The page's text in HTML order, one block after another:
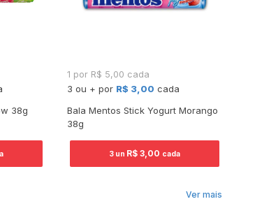
38g
1 por R$ 5,00 cada
3 ou + por R$ 3,00 cada
Bala Mentos Stick Yogurt Morango
38g
3 un R$ 3,00 cada
Ver mais